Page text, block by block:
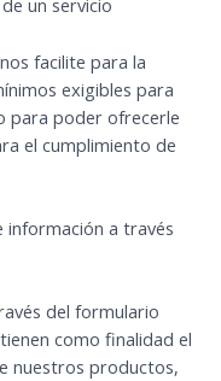
un servicio
facilite para la
exigibles para
para poder ofrecerle
el cumplimiento de
información a través
del formulario
como finalidad el
nuestros productos,